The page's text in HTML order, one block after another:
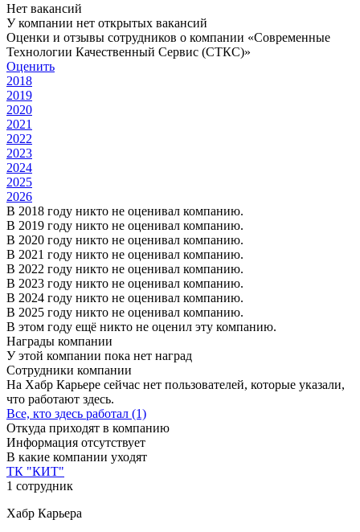
Нет вакансий
У компании нет открытых вакансий
Оценки и отзывы сотрудников о компании «Современные
Технологии Качественный Сервис (СТКС)»
Оценить
2018
2019
2020
2021
2022
2023
2024
2025
2026
В 2018 году никто не оценивал компанию.
В 2019 году никто не оценивал компанию.
В 2020 году никто не оценивал компанию.
В 2021 году никто не оценивал компанию.
В 2022 году никто не оценивал компанию.
В 2023 году никто не оценивал компанию.
В 2024 году никто не оценивал компанию.
В 2025 году никто не оценивал компанию.
В этом году ещё никто не оценил эту компанию.
Награды компании
У этой компании пока нет наград
Сотрудники компании
На Хабр Карьере сейчас нет пользователей, которые указали,
что работают здесь.
Все, кто здесь работал (1)
Откуда приходят в компанию
Информация отсутствует
В какие компании уходят
ТК "КИТ"
1 сотрудник
Хабр Карьера